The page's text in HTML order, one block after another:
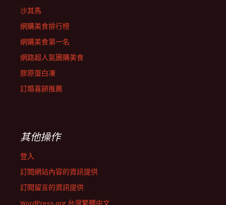
沙其馬
網購美食排行榜
網購美食第一名
網路超人氣團購美食
膠原蛋白凍
訂婚喜餅推薦
其他操作
登入
訂閱網站內容的資訊提供
訂閱留言的資訊提供
WordPress.org 台灣繁體中文